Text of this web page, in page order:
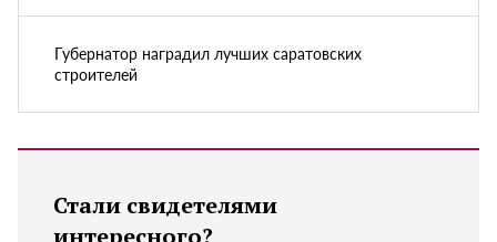
Губернатор наградил лучших саратовских
строителей
Стали свидетелями
интересного?